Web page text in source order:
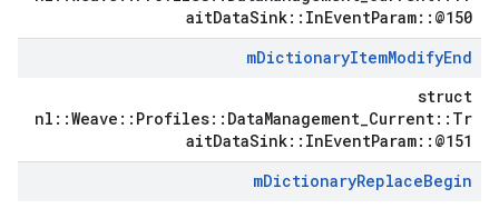
aitDataSink::InEventParam::@150
mDictionaryItemModifyEnd
struct
nl::Weave::Profiles::DataManagement_Current::Tr
aitDataSink::InEventParam::@151
mDictionaryReplaceBegin